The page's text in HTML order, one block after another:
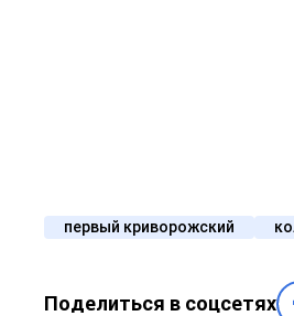
первый криворожский
Поделиться в соцсетях